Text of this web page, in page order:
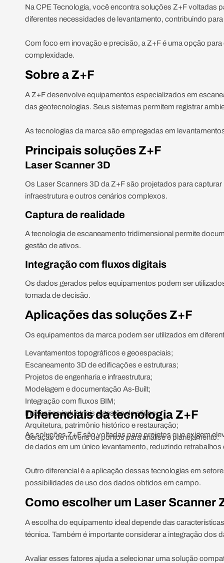
Na CPE Tecnologia, você encontra soluções Z+F voltadas
diferentes necessidades de levantamento, contribuindo
Com foco em inovação e precisão, a Z+F é uma opção
complexidade.
Sobre a Z+F
A Z+F desenvolve equipamentos especializados em
das geotecnologias. Seus sistemas permitem registrar
As tecnologias da marca são empregadas em
Principais soluções Z+F
Laser Scanner 3D
Os Laser Scanners 3D da Z+F são projetados para
infraestrutura e outros cenários complexos.
Captura de realidade
A tecnologia de escaneamento tridimensional permite
gestão de ativos.
Integração com fluxos digitais
Os dados gerados pelos equipamentos podem ser
tomada de decisão.
Aplicações das soluções Z+F
Os equipamentos da marca podem ser utilizados em
Levantamentos topográficos e geoespaciais;
Escaneamento 3D de edificações e estruturas;
Projetos de engenharia e infraestrutura;
Modelagem e documentação As-Built;
Integração com fluxos BIM;
Inspeções industriais e gestão de ativos;
Arquitetura, patrimônio histórico e restauração;
Geração de nuvens de pontos para análise e planejamento.
Diferenciais da tecnologia Z+F
As soluções Z+F são voltadas para projetos que exigem
de dados em um único levantamento, reduzindo
Outro diferencial é a aplicação dessas tecnologias em
possibilidades de uso dos dados obtidos em campo.
Como escolher um Laser Scanner
A escolha do equipamento ideal depende das
técnica. Também é importante considerar a integração
Avaliar esses fatores ajuda a selecionar uma solução